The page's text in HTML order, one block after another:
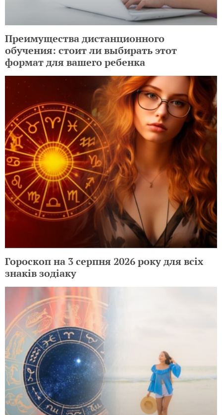
Преимущества дистанционного
обучения: стоит ли выбирать этот
формат для вашего ребенка
Гороскоп на 3 серпня 2026 року для всіх
знаків зодіаку